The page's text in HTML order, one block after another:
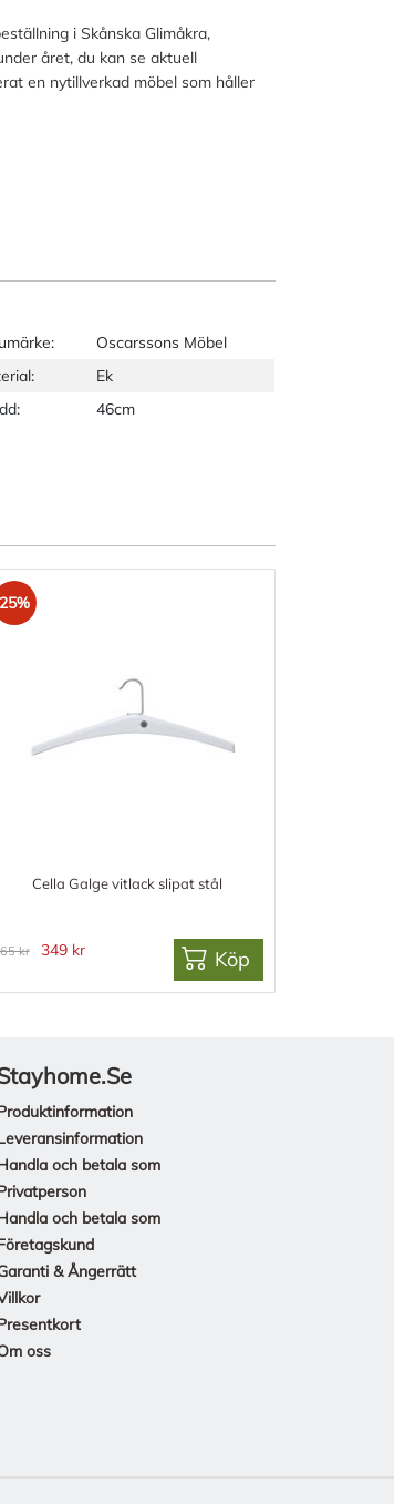
i Skånska Glimåkra,
året, du kan se aktuell
en nytillverkad möbel som håller
Oscarssons Möbel
Ek
46cm
25%
Cella Galge vitlack slipat stål
kr 349 kr Köp
och betala som
och betala som
& Ångerrätt
oss